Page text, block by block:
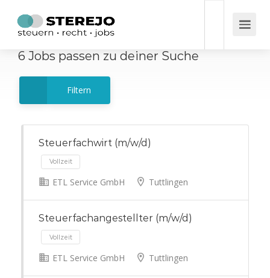
6 Jobs passen zu deiner Suche
Filtern
Steuerfachwirt (m/w/d)
ETL Service GmbH Tuttlingen
Steuerfachangestellter (m/w/d)
ETL Service GmbH Tuttlingen